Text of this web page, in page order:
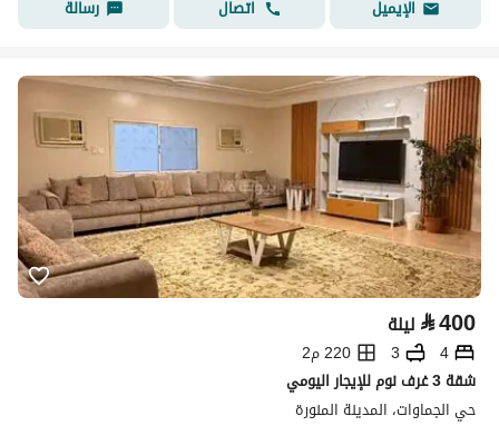
الإيميل
اتصال رسالة
⃁400 ليلة
4
3
220 م2
شقة 3 غرف نوم للإيجار اليومي
حي الجماوات، المدينة المنورة